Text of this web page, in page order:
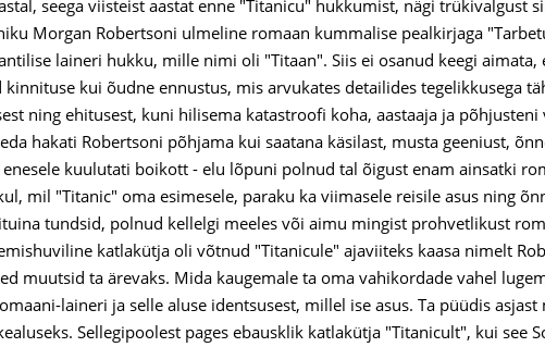
seega viisteist aastat enne "Titanicu" hukkumist, nägi trükivalgust
Morgan Robertsoni ulmeline romaan kummalise pealkirjaga
laineri hukku, mille nimi oli "Titaan". Siis ei osanud keegi aimata,
kinnituse kui õudne ennustus, mis arvukates detailides tegelikkusega
ning ehitusest, kuni hilisema katastroofi koha, aastaaja ja põhjusteni
hakati Robertsoni põhjama kui saatana käsilast, musta geeniust,
kuulutati boikott - elu lõpuni polnud tal õigust enam ainsatki
mil "Titanic" oma esimesele, paraku ka viimasele reisile asus ning
tundsid, polnud kellelgi meeles või aimu mingist prohvetlikust
katlakütja oli võtnud "Titanicule" ajaviiteks kaasa nimelt
muutsid ta ärevaks. Mida kaugemale ta oma vahikordade vahel
laineri ja selle aluse identsusest, millel ise asus. Ta püüdis
Sellegipoolest pages ebausklik katlakütja "Titanicult", kui see